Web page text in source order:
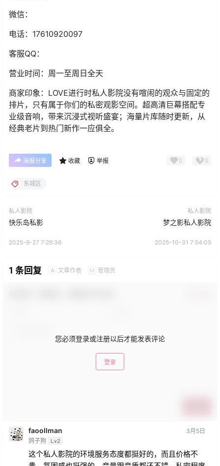
微信：
电话：17610920097
客服QQ：
营业时间：周一至周日全天
商家印象：LOVE进行时私人影院没有喧闹的观众与固定的
排片，只有属于你们的私密观影空间。超高清巨幕搭配专
业级音响，带来沉浸式视听盛宴；海量片库随时更新，从
经典老片到热门新作一应俱全。
海报分享 收藏 举报 0 0
东城区
私人影院
快乐岛私影
2025-9-27 7:26:36
私人影院
梦之影私人影院
2025-10-31 7:54:05
1 条回复 A 文章作者 M 管理员
您必须登录或注册以后才能发表评论
登录
faoollman
鸽子狗 Lv2
3月5日
这个私人影院的环境服务态度都挺好的，而且价格不